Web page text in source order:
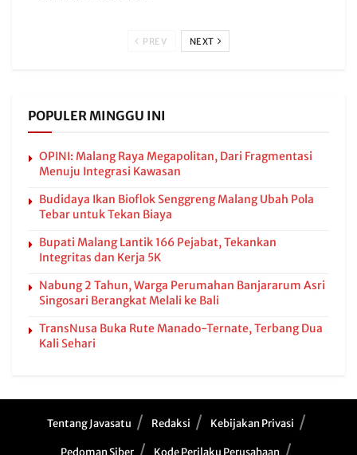
PREV NEXT
POPULER MINGGU INI
OPINI: Malang Raya Megapolitan, Dari Fragmentasi
Menuju Integrasi Kawasan
Budidaya Ikan Bioflok Senggreng Malang Ubah Pola
Tebar untuk Tekan Biaya
Bupati Malang Lantik 166 Pejabat, Tekankan
Integritas dan Kerja 5K
Nabung 2 Tahun, Warga Perumahan Banjararum Asri
Singosari Berangkat Melali ke Bali
TransNusa Buka Rute Manado-Ternate, Terbang Dua
Kali Sehari
Tentang Javasatu Redaksi Kebijakan Privasi
Pedoman Siber Kode Perilaku Perusahaan